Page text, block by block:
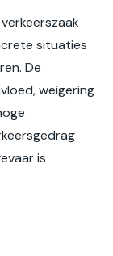
situaties
De
weigering
is